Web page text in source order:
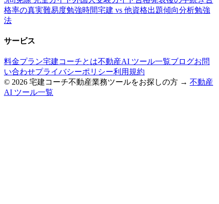
格率の真実難易度勉強時間宅建 vs 他資格出題傾向分析勉強
法
サービス
料金プラン宅建コーチとは不動産AI ツール一覧ブログお問
い合わせプライバシーポリシー利用規約
© 2026 宅建コーチ不動産業務ツールをお探しの方 → 不動産
AI ツール一覧